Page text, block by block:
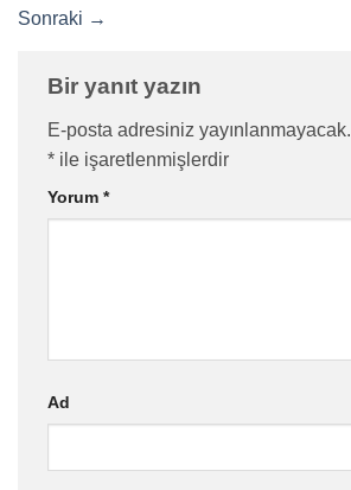
Sonraki →
Bir yanıt yazın
E-posta adresiniz yayınlanmayacak.
* ile işaretlenmişlerdir
Yorum *
Ad